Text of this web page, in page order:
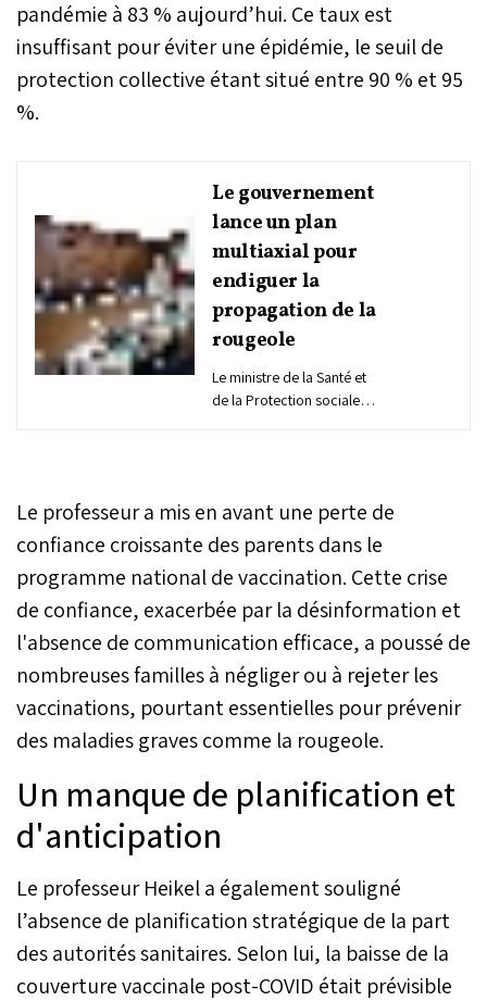
pandémie à 83 % aujourd’hui. Ce taux est
insuffisant pour éviter une épidémie, le seuil de
protection collective étant situé entre 90 % et 95
%.
Le gouvernement
lance un plan
multiaxial pour
endiguer la
propagation de la
rougeole
Le ministre de la Santé et
de la Protection sociale,
endiguer la propagation
de la rougeole.
Le professeur a mis en avant une perte de
confiance croissante des parents dans le
programme national de vaccination. Cette crise
de confiance, exacerbée par la désinformation et
l'absence de communication efficace, a poussé de
nombreuses familles à négliger ou à rejeter les
vaccinations, pourtant essentielles pour prévenir
des maladies graves comme la rougeole.
Un manque de planification et
d'anticipation
Le professeur Heikel a également souligné
l’absence de planification stratégique de la part
des autorités sanitaires. Selon lui, la baisse de la
couverture vaccinale post-COVID était prévisible